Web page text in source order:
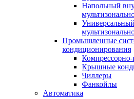
Напольный
Промышленные
кондиционирования
Крышные
Чиллеры
Фанкойлы
Автоматика